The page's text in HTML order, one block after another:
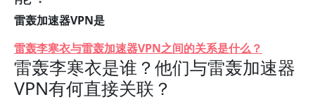
雷轰加速器VPN是
雷轰李寒衣与雷轰加速器VPN之间的关系是什么？
雷轰李寒衣是谁？他们与雷轰加速器
VPN有何直接关联？